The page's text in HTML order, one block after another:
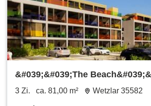
&#039;&#039;The
Apartment zum mieten
3 Zi. ca. 81,00 m² Wetzlar 35582